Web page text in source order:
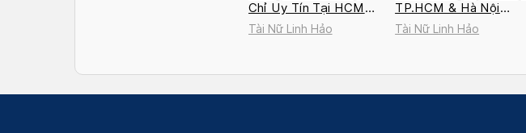
Chỉ Uy Tín Tại HCM
và Hà Nội 2026
Tài Nữ Linh Hảo
TP.HCM & Hà Nội
2026
Tài Nữ Linh Hảo